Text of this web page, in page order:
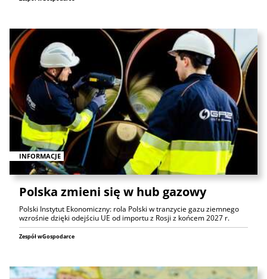
INFORMACJE
Polska zmieni się w hub gazowy
Polski Instytut Ekonomiczny: rola Polski w tranzycie gazu ziemnego
wzrośnie dzięki odejściu UE od importu z Rosji z końcem 2027 r.
Zespół wGospodarce